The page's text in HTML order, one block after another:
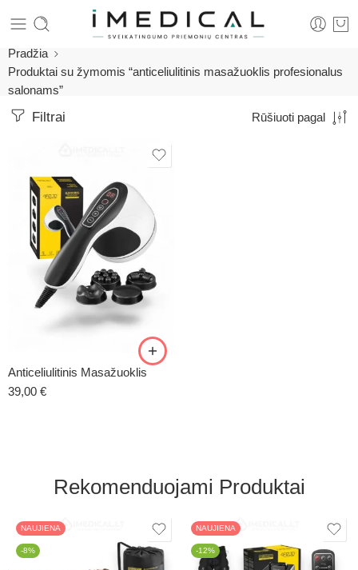
Pradžia
Produktai su žymomis “anticeliulitinis masažuoklis profesionalus
salonams”
Filtrai Rūšiuoti pagal
Anticeliulitinis Masažuoklis
39,00 €
Rekomenduojami Produktai
NAUJIENA
-8%
NAUJIENA
-12%